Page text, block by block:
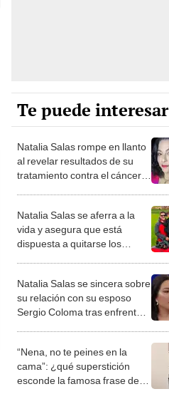
Te puede interesar
Natalia Salas rompe en llanto
al revelar resultados de su
tratamiento contra el cáncer:
Natalia Salas se aferra a la
vida y asegura que está
dispuesta a quitarse los
Natalia Salas se sincera sobre
su relación con su esposo
Sergio Coloma tras enfrentar
“Nena, no te peines en la
cama”: ¿qué superstición
esconde la famosa frase de